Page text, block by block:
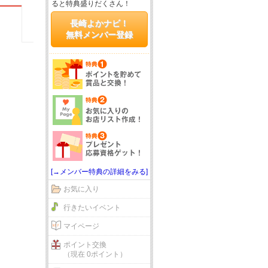
ると特典盛りだくさん！
長崎よかナビ！
無料メンバー登録
[→メンバー特典の詳細をみる]
お気に入り
行きたいイベント
マイページ
ポイント交換
（現在 0ポイント）